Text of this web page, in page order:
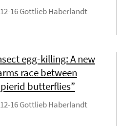
16 Gottlieb Haberlandt
egg-killing: A new
race between
butterflies”
16 Gottlieb Haberlandt